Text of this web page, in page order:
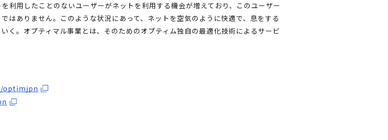
利用したことのないユーザーがネットを利用する機会が増えており、このユーザー
はありません。このような状況にあって、ネットを空気のように快適で、息をする
く。オプティマル事業とは、そのためのオプティム独自の最適化技術によるサービ
optimjpn